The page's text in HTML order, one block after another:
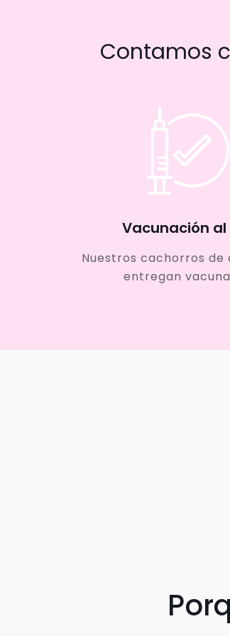
Contamos
Vacunación
Nuestros cachorros de
entregan